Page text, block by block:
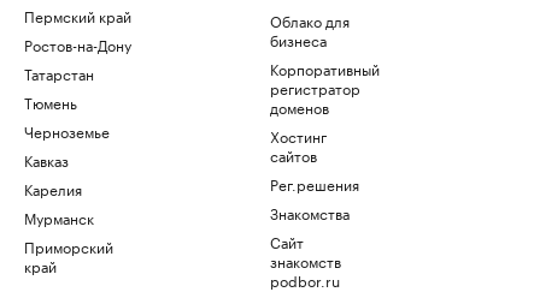
Пермский край
Ростов-на-Дону
Татарстан
Тюмень
Черноземье
Кавказ
Карелия
Мурманск
Приморский
край
Облако для
бизнеса
Корпоративный
регистратор
доменов
Хостинг
сайтов
Рег.решения
Знакомства
Сайт
знакомств
podbor.ru